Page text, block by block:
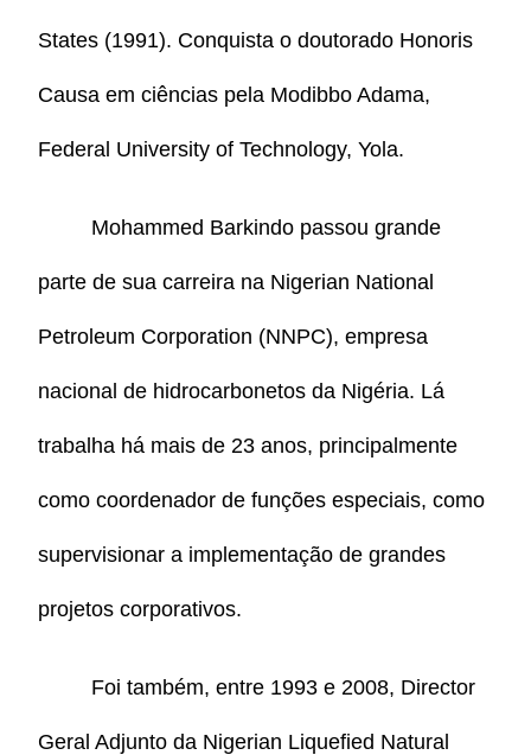
States (1991). Conquista o doutorado Honoris
Causa em ciências pela Modibbo Adama,
Federal University of Technology, Yola.
Mohammed Barkindo passou grande
parte de sua carreira na Nigerian National
Petroleum Corporation (NNPC), empresa
nacional de hidrocarbonetos da Nigéria. Lá
trabalha há mais de 23 anos, principalmente
como coordenador de funções especiais, como
supervisionar a implementação de grandes
projetos corporativos.
Foi também, entre 1993 e 2008, Director
Geral Adjunto da Nigerian Liquefied Natural